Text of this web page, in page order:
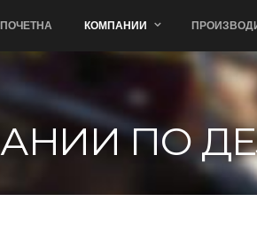
ПОЧЕТНА КОМПАНИИ
ПО